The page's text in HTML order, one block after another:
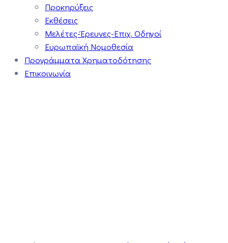
Προκηρύξεις
Εκθέσεις
Μελέτες-Έρευνες-Επιχ. Οδηγοί
Ευρωπαϊκή Νομοθεσία
Προγράμματα Χρηματοδότησης
Επικοινωνία